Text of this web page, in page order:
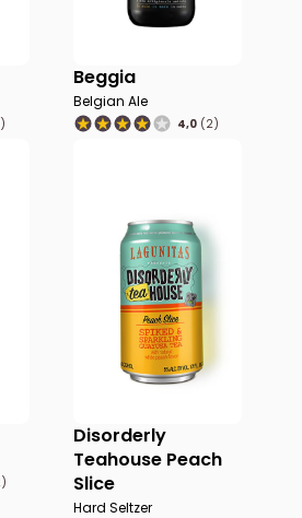
Beggia
Belgian Ale
4,0 (2)
Disorderly
Teahouse Peach
Slice
Hard Seltzer